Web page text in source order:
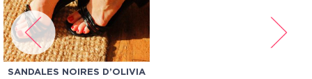
SANDALES NOIRES D’OLIVIA